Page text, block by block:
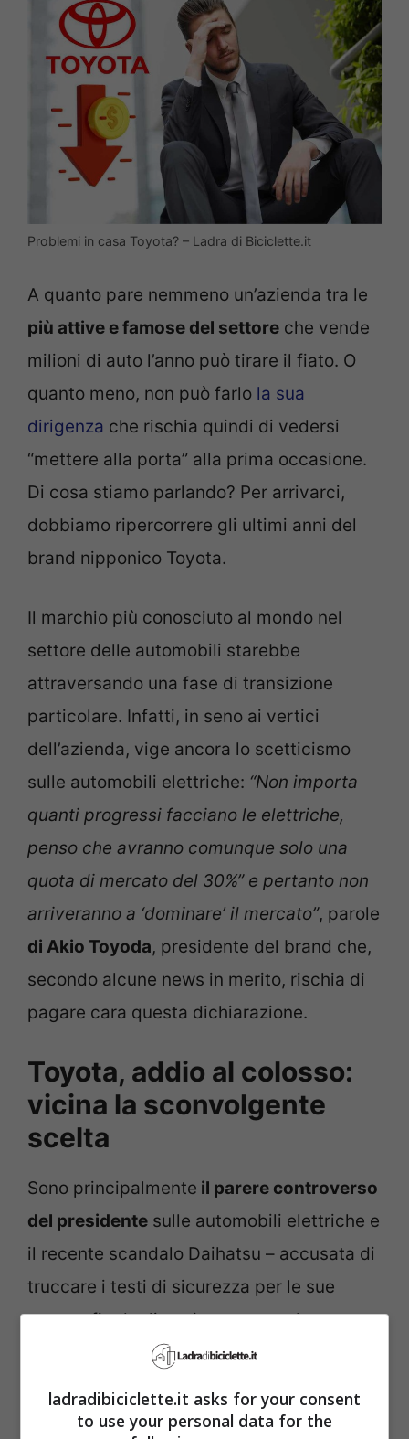
Problemi in casa Toyota? – Ladra di Biciclette.it
A quanto pare nemmeno un’azienda tra le
più attive e famose del settore che vende
milioni di auto l’anno può tirare il fiato. O
quanto meno, non può farlo la sua
dirigenza che rischia quindi di vedersi
“mettere alla porta” alla prima occasione.
Di cosa stiamo parlando? Per arrivarci,
dobbiamo ripercorrere gli ultimi anni del
brand nipponico Toyota.
Il marchio più conosciuto al mondo nel
settore delle automobili starebbe
attraversando una fase di transizione
particolare. Infatti, in seno ai vertici
dell’azienda, vige ancora lo scetticismo
sulle automobili elettriche: “Non importa
quanti progressi facciano le elettriche,
penso che avranno comunque solo una
quota di mercato del 30%” e pertanto non
arriveranno a ‘dominare’ il mercato”, parole
di Akio Toyoda, presidente del brand che,
secondo alcune news in merito, rischia di
pagare cara questa dichiarazione.
Toyota, addio al colosso:
vicina la sconvolgente
scelta
Sono principalmente il parere controverso
del presidente sulle automobili elettriche e
il recente scandalo Daihatsu – accusata di
truccare i testi di sicurezza per le sue
vetture fin dagli anni ottanta – ad aver
abbassato il gradimento dell’attuale CEO
e dirigenti, secondo le ultime informazioni
ladradibiciclette.it asks for your consent
to use your personal data for the